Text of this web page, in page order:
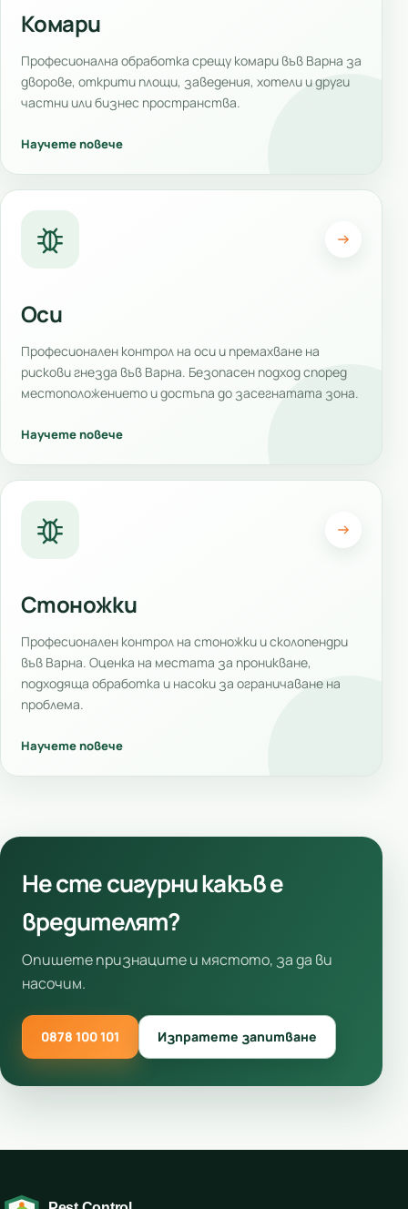
Комари
Професионална обработка срещу комари във Варна за
дворове, открити площи, заведения, хотели и други
частни или бизнес пространства.
Научете повече
Оси
Професионален контрол на оси и премахване на
рискови гнезда във Варна. Безопасен подход според
местоположението и достъпа до засегнатата зона.
Научете повече
Стоножки
Професионален контрол на стоножки и сколопендри
във Варна. Оценка на местата за проникване,
подходяща обработка и насоки за ограничаване на
проблема.
Научете повече
Не сте сигурни какъв е
вредителят?
Опишете признаците и мястото, за да ви
насочим.
0878 100 101 Изпратете запитване